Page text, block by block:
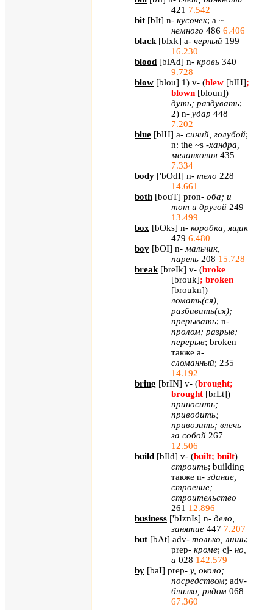
421 7.542
bit [bIt] n- кусочек; a ~
немного 486 6.406
black [blxk] a- черный 199
16.230
blood [blAd] n- кровь 340
9.728
blow [blou] 1) v- (blew [blH];
blown [bloun])
дуть; раздувать;
2) n- удар 448
7.202
blue [blH] a- синий голубой;
n: the ~s -хандра
меланхолия 435
7.334
body ['bOdI] n- тело 228
14.661
both [bouT] pron- оба; и
тот и другой 249
13.499
box [bOks] n- коробка, ящик
479 6.480
boy [bOI] n- мальчик,
парень 208 15.728
break [breIk] v- (broke
[brouk]; broken
[broukn])
ломать(ся),
разбивать(ся);
прерывать; n-
пролом; разрыв;
перерыв; broken
также a-
сломанный; 235
14.192
bring [brIN] v- (brought;
brought [brLt])
приносить;
приводить;
привозить; влечь
за собой 267
12.506
build [bIld] v- (built; built)
строить; building
также n- здание,
строение;
строительство
261 12.896
business ['bIznIs] n- дело,
занятие 447 7.207
but [bAt] adv- только, лишь;
prep- кроме; cj- но,
а 028 142.579
by [baI] prep- у, около;
посредством; adv-
близко, рядом 068
67.360